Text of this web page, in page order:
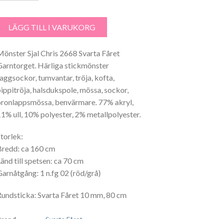
LÄGG TILL I VARUKORG
Sjal Chris 2668 Svarta Fåret
Härliga stickmönster
tumvantar, tröja, kofta,
halsdukspole, mössa, sockor,
benvärmare. 77% akryl,
ull, 10% polyester, 2% metallpolyester.
ca 160 cm
till spetsen: ca 70 cm
1 n.fg 02 (röd/grå)
Svarta Fåret 10 mm, 80 cm